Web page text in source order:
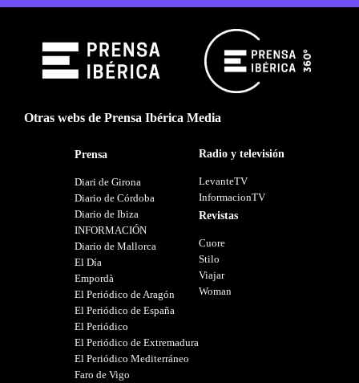
Otras webs de Prensa Ibérica Media
Prensa
Diari de Girona
Diario de Córdoba
Diario de Ibiza
INFORMACIÓN
Diario de Mallorca
El Día
Empordà
El Periódico de Aragón
El Periódico de España
El Periódico
El Periódico de Extremadura
El Periódico Mediterráneo
Faro de Vigo
Radio y televisión
LevanteTV
InformacionTV
Revistas
Cuore
Stilo
Viajar
Woman